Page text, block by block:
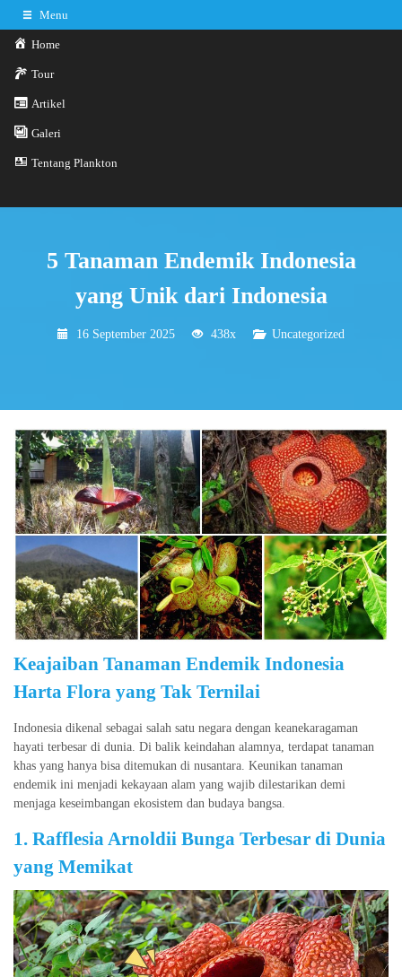
Menu
Home
Tour
Artikel
Galeri
Tentang Plankton
5 Tanaman Endemik Indonesia
yang Unik dari Indonesia
16 September 2025 438x Uncategorized
Keajaiban Tanaman Endemik Indonesia
Harta Flora yang Tak Ternilai
Indonesia dikenal sebagai salah satu negara dengan keanekaragaman
hayati terbesar di dunia. Di balik keindahan alamnya, terdapat tanaman
khas yang hanya bisa ditemukan di nusantara. Keunikan tanaman
endemik ini menjadi kekayaan alam yang wajib dilestarikan demi
menjaga keseimbangan ekosistem dan budaya bangsa.
1. Rafflesia Arnoldii Bunga Terbesar di Dunia
yang Memikat